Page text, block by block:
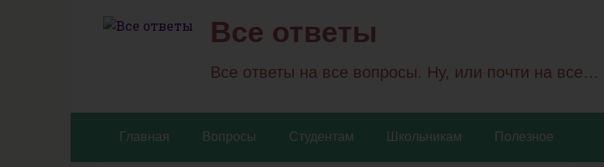
Все ответы
Все ответы на все вопросы. Ну, или почти на все…
Главная Вопросы Студентам Школьникам Полезное